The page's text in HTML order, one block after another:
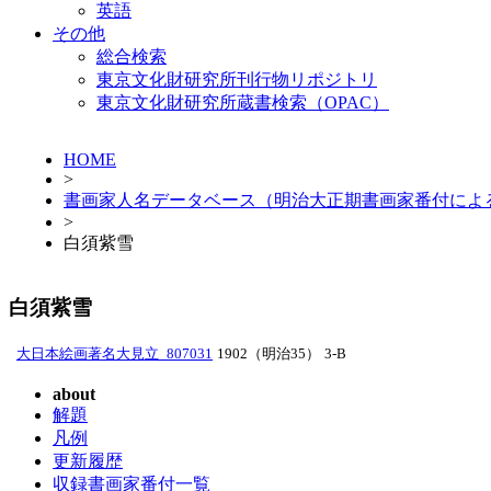
英語
その他
総合検索
東京文化財研究所刊行物リポジトリ
東京文化財研究所蔵書検索（OPAC）
HOME
>
書画家人名データベース（明治大正期書画家番付によ
>
白須紫雪
白須紫雪
大日本絵画著名大見立_807031 1902（明治35） 3-B
about
解題
凡例
更新履歴
収録書画家番付一覧